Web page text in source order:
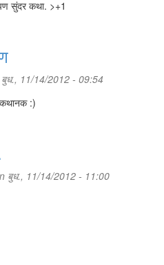
सुंदर कथा. >+1
11/14/2012 - 09:54
कथानक :)
बुध., 11/14/2012 - 11:00